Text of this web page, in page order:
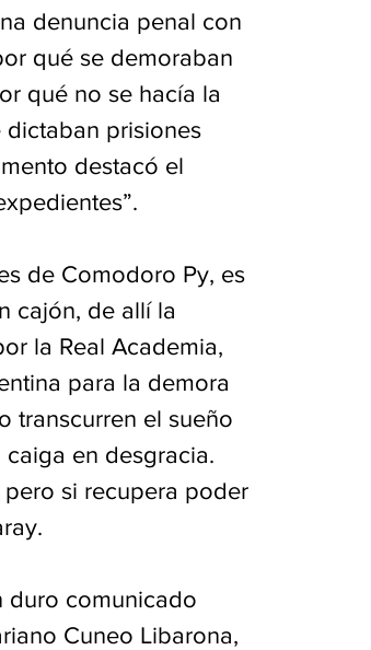
denuncia penal con
qué se demoraban
qué no se hacía la
dictaban prisiones
destacó el
de Comodoro Py, es
cajón, de allí la
la Real Academia,
para la demora
transcurren el sueño
en desgracia.
si recupera poder
duro comunicado
Cuneo Libarona,